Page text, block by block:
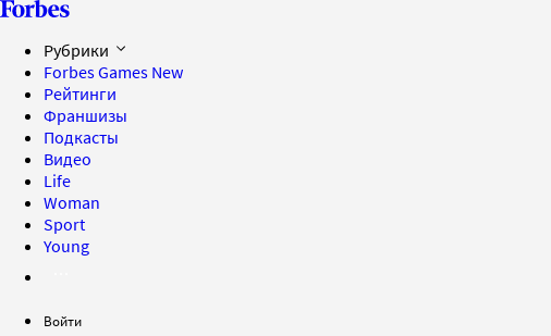
Рубрики
Forbes Games New
Рейтинги
Франшизы
Подкасты
Видео
Life
Woman
Sport
Young
Войти